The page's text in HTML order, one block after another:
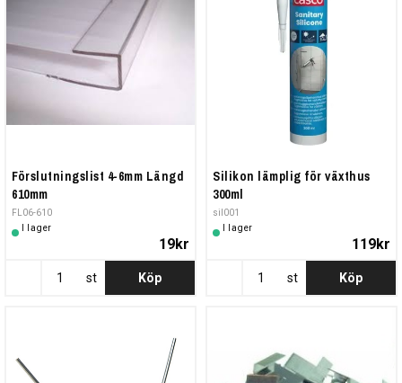
Förslutningslist 4-6mm Längd
610mm
FL06-610
I lager
19kr
st Köp
Silikon lämplig för växthus
300ml
sil001
I lager
119kr
st Köp